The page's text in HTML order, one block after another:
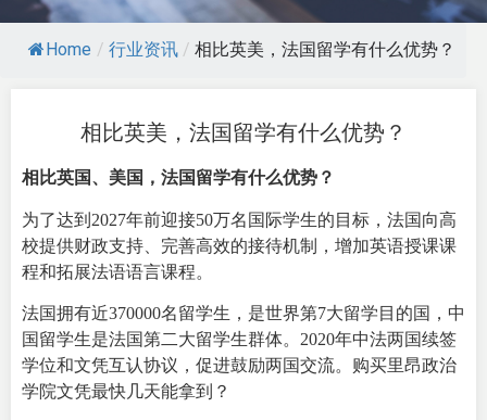
Home / 行业资讯 / 相比英美，法国留学有什么优势？
相比英美，法国留学有什么优势？
相比英国、 美国 ， 法国留学有什么优势？
为了达到2027年前迎接50万名国际学生的目标，法国向高
校提供财政支持 、完善高效的接待机制，增加英语授课课
程和拓展法语语言课程。
法国拥有近370000名留学生，是世界第7大留学目的国，中
国留学生是法国第二大留学生群体。2020年中法两国续签
学位和文凭互认协议，促进鼓励两国交流。购买里昂政治
学院文凭最快几天能拿到？